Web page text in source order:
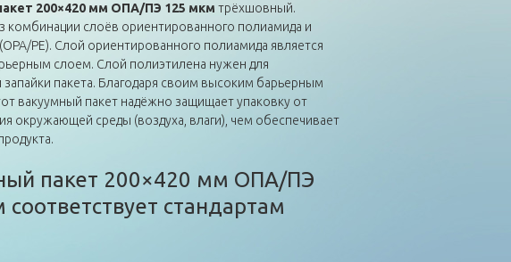
200×420 мм ОПА/ПЭ 125 мкм трёхшовный.
комбинации слоёв ориентированного полиамида и
PE). Слой ориентированного полиамида является
слоем. Слой полиэтилена нужен для
запайки пакета. Благодаря своим высоким барьерным
вакуумный пакет надёжно защищает упаковку от
окружающей среды (воздуха, влаги), чем обеспечивает
пакет 200×420 мм ОПА/ПЭ
стандартам